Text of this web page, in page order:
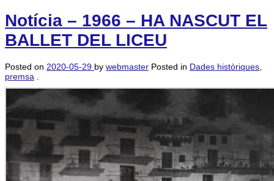
Notícia – 1966 – HA NASCUT EL
BALLET DEL LICEU
Posted on 2020-05-29 by webmaster Posted in Dades històriques
premsa